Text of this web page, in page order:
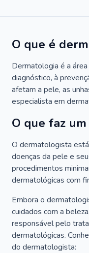
O que é
Dermatologia é a
diagnóstico, à
afetam a pele, as
especialista em
O que faz
O dermatologista
doenças da pele e
procedimentos
dermatológicas com
Embora o
cuidados com a
responsável pelo
dermatológicas.
do dermatologista: